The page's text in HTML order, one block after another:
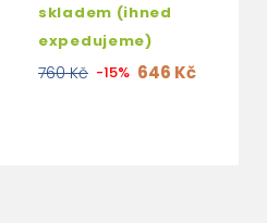
skladem (ihned
expedujeme)
760 Kč -15% 646 Kč